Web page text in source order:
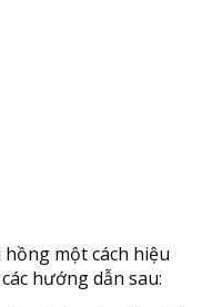
một cách hiệu
hướng dẫn sau: